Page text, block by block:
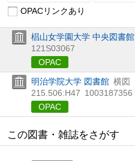
OPACリンクあり
椙山女学園大学 中央図書館
121S03067
OPAC
明治学院大学 図書館 横図
215.506:H47 1003187356
OPAC
この図書・雑誌をさがす